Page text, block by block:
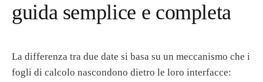
guida semplice e completa
La differenza tra due date si basa su un meccanismo che i
fogli di calcolo nascondono dietro le loro interfacce: